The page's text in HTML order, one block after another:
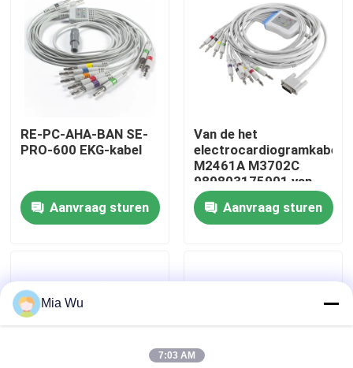
Ongeveer ons
Fabrieksreis
Nieuws
Verzoek om een Citaat
Opnieuw te gebruiken spO2-sensor
RE-PC-AHA-BAN SE-
PRO-600 EKG-kabel
Aanvraag sturen
Van de het
electrocardiogramkabel
M2461A M3702C
989803175901 van
PH HP het
electrocardiogramkabel
en Leadwires 15
Aanvraag sturen
Mia Wu
7:03 AM